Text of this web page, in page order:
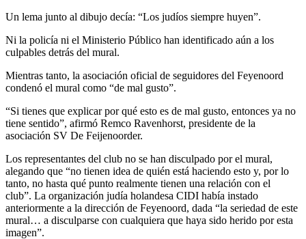
Un lema junto al dibujo decía: “Los judíos siempre huyen”.
Ni la policía ni el Ministerio Público han identificado aún a los
culpables detrás del mural.
Mientras tanto, la asociación oficial de seguidores del Feyenoord
condenó el mural como “de mal gusto”.
“Si tienes que explicar por qué esto es de mal gusto, entonces ya no
tiene sentido”, afirmó Remco Ravenhorst, presidente de la
asociación SV De Feijenoorder.
Los representantes del club no se han disculpado por el mural,
alegando que “no tienen idea de quién está haciendo esto y, por lo
tanto, no hasta qué punto realmente tienen una relación con el
club”. La organización judía holandesa CIDI había instado
anteriormente a la dirección de Feyenoord, dada “la seriedad de este
mural… a disculparse con cualquiera que haya sido herido por esta
imagen”.